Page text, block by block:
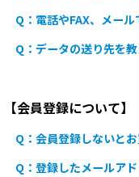
Q：電話やFAX、メー
Q：データの送り先を
【会員登録について】
Q：会員登録しないと
Q：登録したメールア